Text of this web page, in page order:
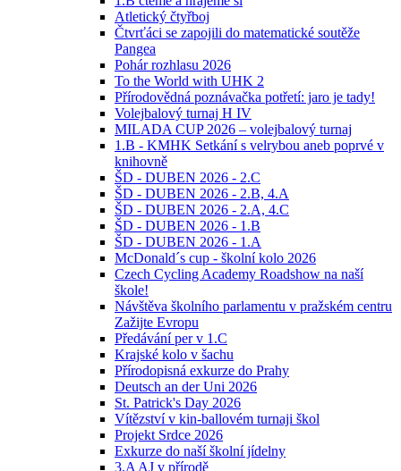
Atletický čtyřboj
Čtvrťáci se zapojili do matematické soutěže
Pangea
Pohár rozhlasu 2026
To the World with UHK 2
Přírodovědná poznávačka potřetí: jaro je tady!
Volejbalový turnaj H IV
MILADA CUP 2026 – volejbalový turnaj
1.B - KMHK Setkání s velrybou aneb poprvé v
knihovně
ŠD - DUBEN 2026 - 2.C
ŠD - DUBEN 2026 - 2.B, 4.A
ŠD - DUBEN 2026 - 2.A, 4.C
ŠD - DUBEN 2026 - 1.B
ŠD - DUBEN 2026 - 1.A
McDonald´s cup - školní kolo 2026
Czech Cycling Academy Roadshow na naší
škole!
Návštěva školního parlamentu v pražském centru
Zažijte Evropu
Předávání per v 1.C
Krajské kolo v šachu
Přírodopisná exkurze do Prahy
Deutsch an der Uni 2026
St. Patrick's Day 2026
Vítězství v kin-ballovém turnaji škol
Projekt Srdce 2026
Exkurze do naší školní jídelny
3.A AJ v přírodě